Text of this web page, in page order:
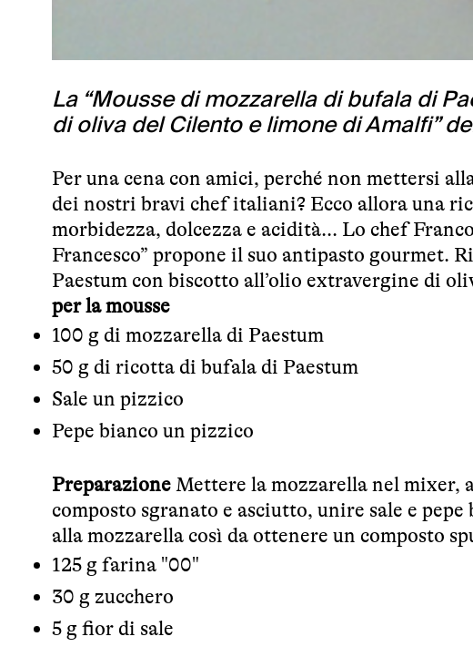
La “Mousse di mozzarella di bufala di
di oliva del Cilento e limone di Amalfi”
Per una cena con amici, perché non mettersi
dei nostri bravi chef italiani? Ecco allora una
morbidezza, dolcezza e acidità... Lo chef
Francesco” propone il suo antipasto gourmet.
Paestum con biscotto all’olio extravergine di
per la mousse
100 g di mozzarella di Paestum
50 g di ricotta di bufala di Paestum
Sale un pizzico
Pepe bianco un pizzico
Preparazione Mettere la mozzarella nel mixer,
composto sgranato e asciutto, unire sale e
alla mozzarella così da ottenere un composto
125 g farina "00"
30 g zucchero
5 g fior di sale